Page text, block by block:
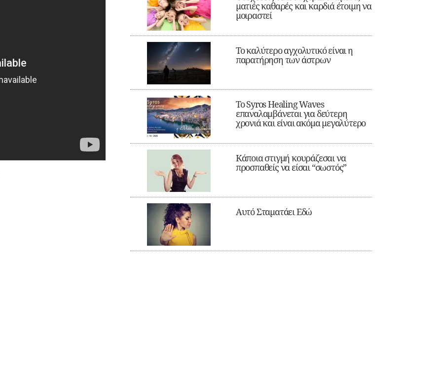
ματιές καθαρές και καρδιά έτοιμη να
μοιραστεί
Το καλύτερο αγχολυτικό είναι η
παρατήρηση των άστρων
Το Syros Healing Waves
επαναλαμβάνεται για δεύτερη
χρονιά και είναι ακόμα μεγαλύτερο
Κάποια στιγμή κουράζεσαι να
προσπαθείς να είσαι “σωστός”
Αυτό Σταματάει Εδώ